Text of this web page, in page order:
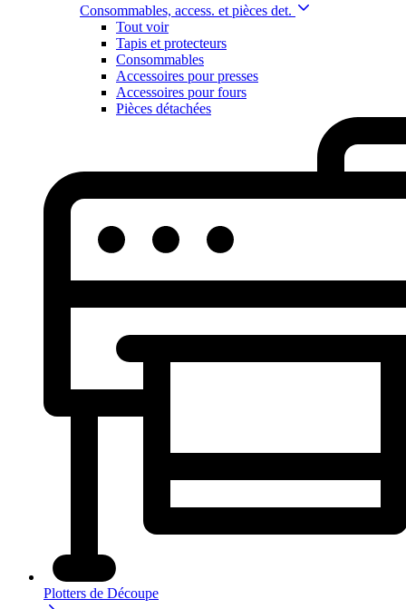
Consommables, access. et pièces det.
Tout voir
Tapis et protecteurs
Consommables
Accessoires pour presses
Accessoires pour fours
Pièces détachées
Plotters de Découpe